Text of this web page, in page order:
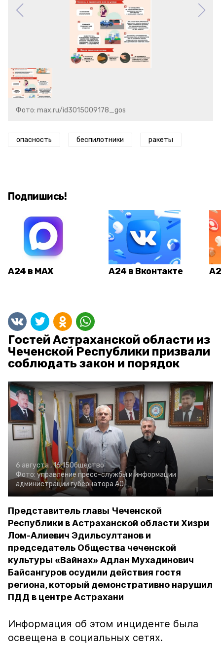
Фото: max.ru/id3015009178_gos
опасность беспилотники ракеты
Подпишись!
А24 в MAX А24 в Вконтакте
Гостей Астраханской области из
Чеченской Республики призвали
соблюдать закон и порядок
6 августа , 16:15Общество
Фото: управление пресс-службы и информации
администрации губернатора АО
Представитель главы Чеченской
Республики в Астраханской области Хизри
Лом-Алиевич Эдильсултанов и
председатель Общества чеченской
культуры «Вайнах» Адлан Мухадинович
Байсангуров осудили действия гостя
региона, который демонстративно нарушил
ПДД в центре Астрахани
Информация об этом инциденте была
освещена в социальных сетях.